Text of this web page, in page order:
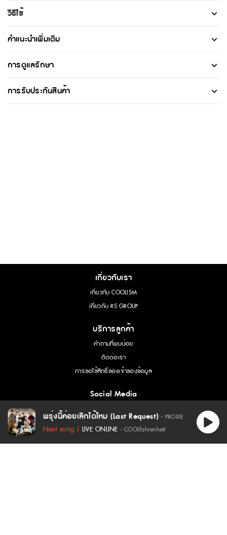
วิธีใช้
คำแนะนำเพิ่มเติม
การดูแลรักษา
การรับประกันสินค้า
เกี่ยวกับเรา
เกี่ยวกับ COOLISM
เกี่ยวกับ RS GROUP
บริการลูกค้า
คำถามที่พบบ่อย
ติดต่อเรา
การขอใช้สิทธิ์ของเจ้าของข้อมูล
Social Media
ข้อกำหนดและเงื่อนไข | นโยบายความเป็นส่วนตัว
เนื้อเพลง - พรุ่งนี้ค่อยเลิกได้ไหม (Last Request) :
พรุ่งนี้ค่อยเลิกได้ไหม (Last Request) - PROXIE
Next song | LIVE ONLINE - COOLfahrenheit